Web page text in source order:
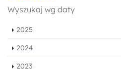
Wyszukaj wg daty
2025
2024
2023